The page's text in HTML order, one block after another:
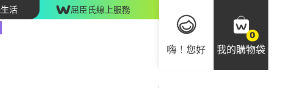
活 屈臣氏線上服務
嗨！您好
0
我的購物袋